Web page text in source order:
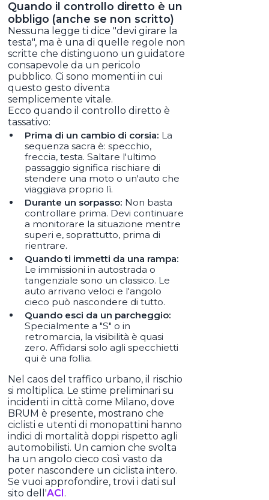
Quando il controllo diretto è un
obbligo (anche se non scritto)
Nessuna legge ti dice "devi girare la
testa", ma è una di quelle regole non
scritte che distinguono un guidatore
consapevole da un pericolo
pubblico. Ci sono momenti in cui
questo gesto diventa
semplicemente vitale.
Ecco quando il controllo diretto è
tassativo:
Prima di un cambio di corsia: La
sequenza sacra è: specchio,
freccia, testa. Saltare l'ultimo
passaggio significa rischiare di
stendere una moto o un'auto che
viaggiava proprio lì.
Durante un sorpasso: Non basta
controllare prima. Devi continuare
a monitorare la situazione mentre
superi e, soprattutto, prima di
rientrare.
Quando ti immetti da una rampa:
Le immissioni in autostrada o
tangenziale sono un classico. Le
auto arrivano veloci e l'angolo
cieco può nascondere di tutto.
Quando esci da un parcheggio:
Specialmente a "S" o in
retromarcia, la visibilità è quasi
zero. Affidarsi solo agli specchietti
qui è una follia.
Nel caos del traffico urbano, il rischio
si moltiplica. Le stime preliminari su
incidenti in città come Milano, dove
BRUM è presente, mostrano che
ciclisti e utenti di monopattini hanno
indici di mortalità doppi rispetto agli
automobilisti. Un camion che svolta
ha un angolo cieco così vasto da
poter nascondere un ciclista intero.
Se vuoi approfondire, trovi i dati sul
sito dell'ACI.